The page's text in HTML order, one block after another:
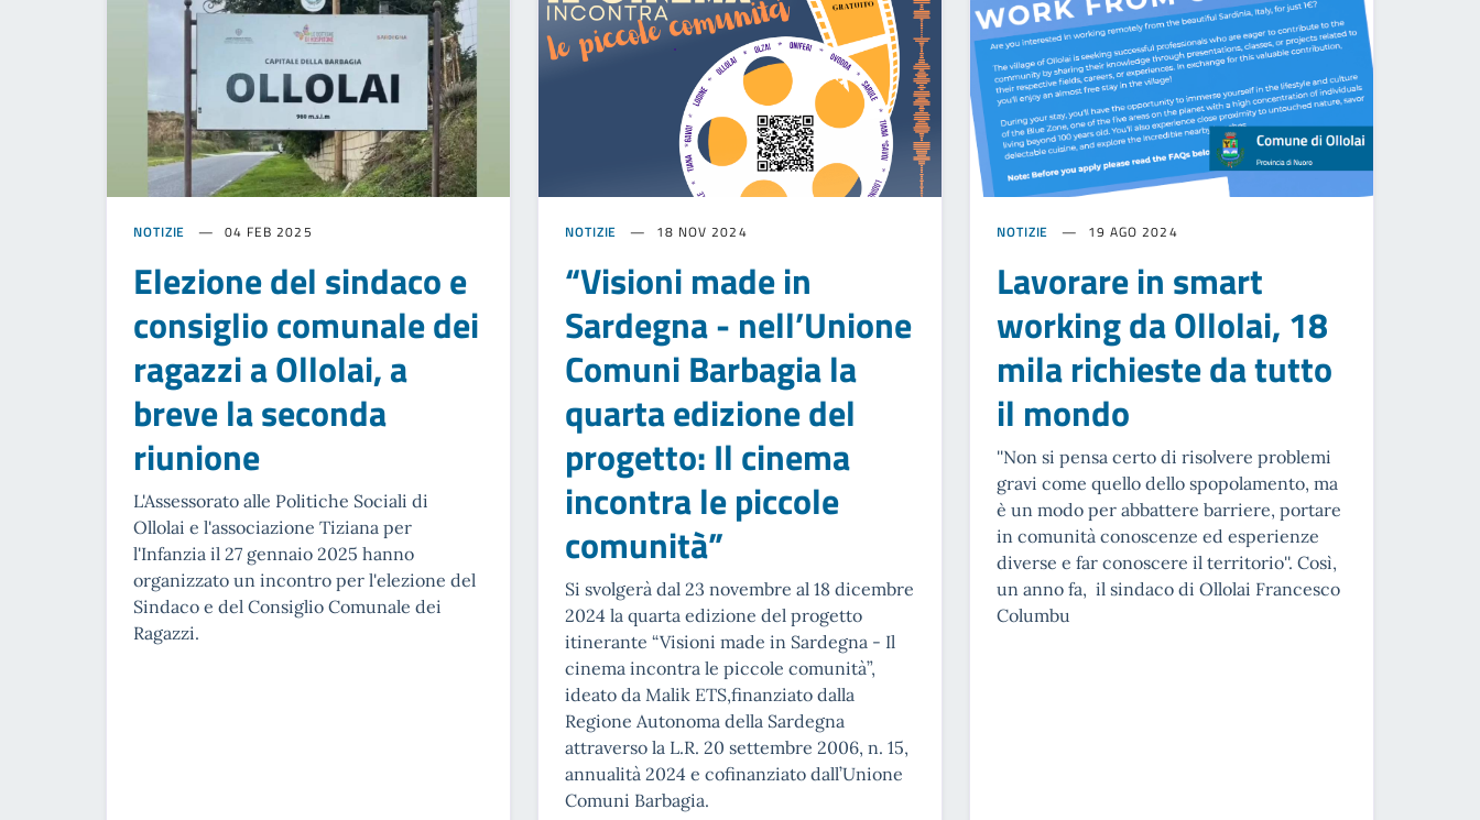
NOTIZIE 04 FEB 2025
Elezione del sindaco e
consiglio comunale dei
ragazzi a Ollolai, a
breve la seconda
riunione
L'Assessorato alle Politiche Sociali di
Ollolai e l'associazione Tiziana per
l'Infanzia il 27 gennaio 2025 hanno
organizzato un incontro per l'elezione del
Sindaco e del Consiglio Comunale dei
Ragazzi.
NOTIZIE 18 NOV 2024
“Visioni made in
Sardegna - nell’Unione
Comuni Barbagia la
quarta edizione del
progetto: Il cinema
incontra le piccole
comunità”
Si svolgerà dal 23 novembre al 18 dicembre
2024 la quarta edizione del progetto
itinerante “Visioni made in Sardegna - Il
cinema incontra le piccole comunità”,
ideato da Malik ETS,finanziato dalla
Regione Autonoma della Sardegna
attraverso la L.R. 20 settembre 2006, n. 15,
annualità 2024 e cofinanziato dall’Unione
Comuni Barbagia.
NOTIZIE 19 AGO 2024
Lavorare in smart
working da Ollolai, 18
mila richieste da tutto
il mondo
''Non si pensa certo di risolvere problemi
gravi come quello dello spopolamento, ma
è un modo per abbattere barriere, portare
in comunità conoscenze ed esperienze
diverse e far conoscere il territorio''. Così,
un anno fa, il sindaco di Ollolai Francesco
Columbu